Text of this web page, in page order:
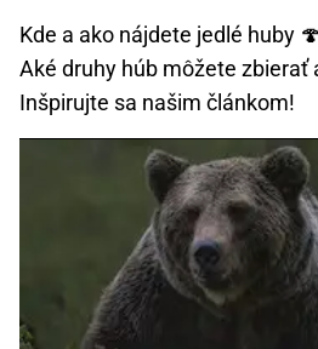
Kde a ako nájdete jedlé huby
Aké druhy húb môžete zbierať
Inšpirujte sa našim článkom!